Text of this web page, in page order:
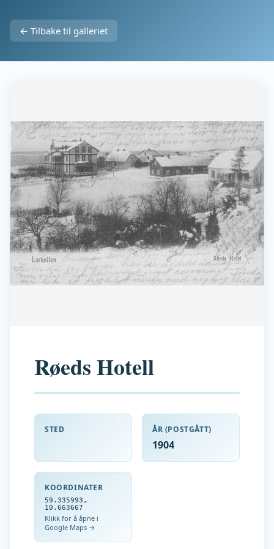
← Tilbake til galleriet
Røeds Hotell
STED ÅR (POSTGÅTT)
1904
KOORDINATER
59.335993 ,
10.663667
Klikk for å åpne i
Google Maps →